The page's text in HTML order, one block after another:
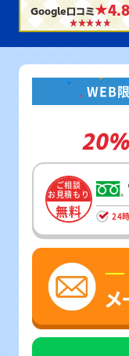
Google口コミ
WEB
ご相談
お見積もり
無料 24